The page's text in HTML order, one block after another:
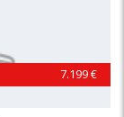
7.199 €